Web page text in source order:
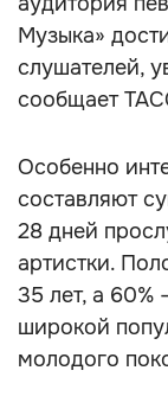
Музыка»
слушателей,
сообщает
Особенно
составляют
28 дней
артистки.
35 лет, а 60%
широкой
молодого